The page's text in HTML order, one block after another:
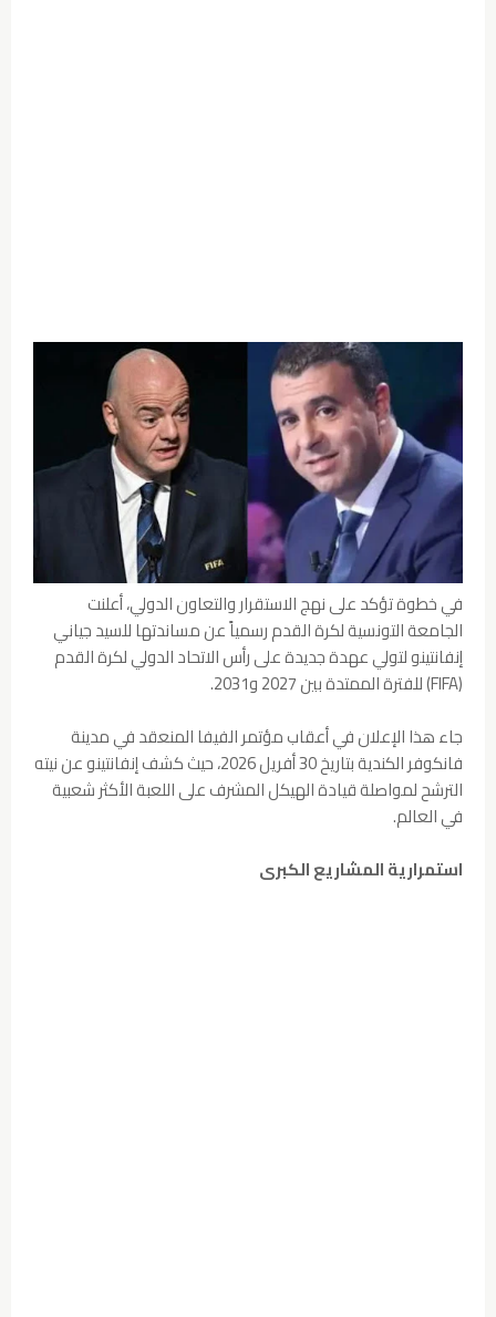
في خطوة تؤكد على نهج الاستقرار والتعاون الدولي، أعلنت
الجامعة التونسية لكرة القدم رسمياً عن مساندتها للسيد جياني
إنفانتينو لتولي عهدة جديدة على رأس الاتحاد الدولي لكرة القدم
(FIFA) للفترة الممتدة بين 2027 و2031.
جاء هذا الإعلان في أعقاب مؤتمر الفيفا المنعقد في مدينة
فانكوفر الكندية بتاريخ 30 أفريل 2026، حيث كشف إنفانتينو عن نيته
الترشح لمواصلة قيادة الهيكل المشرف على اللعبة الأكثر شعبية
في العالم.
استمرارية المشاريع الكبرى